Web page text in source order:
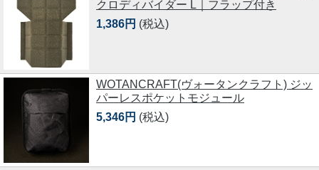
クロディバイダー L｜フラップ付き
1,386円 (税込)
WOTANCRAFT(ヴォータンクラフト) ジッ
パーレスポケットモジュール
5,346円 (税込)